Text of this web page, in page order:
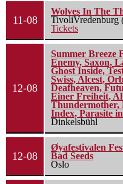
11-08
Wolves In The
TivoliVredenburg
Tickets
12-08
Summer Breeze
Enemy, Saxon,
Ghost Inside,
Swiss, Alcest,
Deafheaven,
Einer Freiheit,
Thundermother,
Index, Parasite
Dinkelsbühl
12-08
Øyafestivalen
Bad Seeds
Oslo